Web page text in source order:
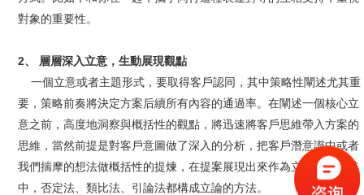
對象的重要性。
2、 層層深入立意，生動展現觀點
一個立意或者主題形式，要取得客戶認同，其中策略性闡述尤其重
要，策略前奏將決定方案后續所有內容的通過率。在闡述一個核心立
意之前，高度地洞察與概括性的觀點，將迅速將客戶思維帶入方案的
思維，當然前提是對客戶意圖做了深入的分析，把客戶潛意識中或者
我們揣摩的想法做概括性的提煉，在提案展現出來作為立意基調。其
中，否定法、類比法、引論法都構成立論的方法。